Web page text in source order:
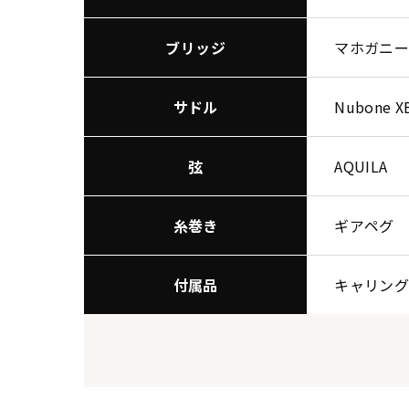
ブリッジ マホガニー
サドル Nubone
弦 AQUILA
糸巻き ギアペグ
付属品 キャリン